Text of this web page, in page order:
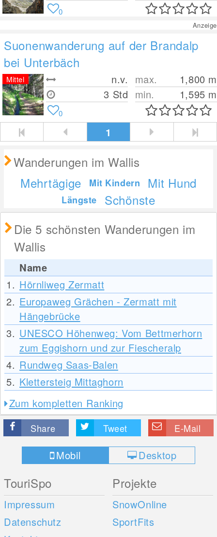
0
Anzeige
Suonenwanderung auf der Brandalp
bei Unterbäch
n.v.
3 Std
max. 1,800 m
min.
1,595 m
Mittel
0
1
Wanderungen im Wallis
Mehrtägige
Mit Kindern Mit Hund
Längste
Schönste
Die 5 schönsten Wanderungen im
Wallis
Name
1. Hörnliweg Zermatt
2. Europaweg Grächen - Zermatt mit
Hängebrücke
3. UNESCO Höhenweg: Vom Bettmerhorn
zum Eggishorn und zur Fiescheralp
4. Rundweg Saas-Balen
5. Klettersteig Mittaghorn
Zum kompletten Ranking
Share Tweet E-Mail
Mobil Desktop
TouriSpo
Impressum
Datenschutz
Projekte
SnowOnline
SportFits